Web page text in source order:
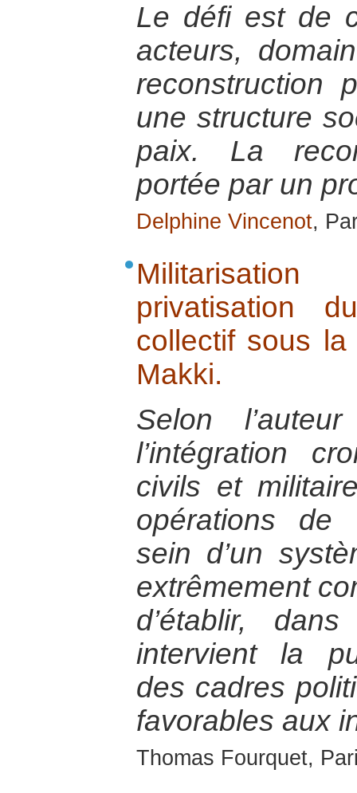
Le défi est de
acteurs,
reconstruction
une structure
paix. La
portée par un
Delphine Vincenot,
Militarisation
privatisation
collectif sous
Makki.
Selon
l’intégration
civils et
opérations de
sein d’un
extrêmement
d’établir,
intervient la
des cadres
favorables aux
Thomas Fourquet,